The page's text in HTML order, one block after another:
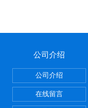
公司介绍
公司介绍
在线留言